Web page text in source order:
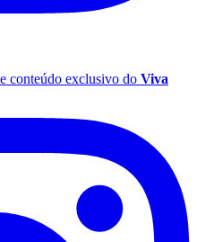
conteúdo exclusivo do Viva